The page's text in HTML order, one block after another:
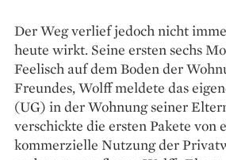
Der Weg verlief jedoch nicht
heute wirkt. Seine ersten sechs
Feelisch auf dem Boden der
Freundes, Wolff meldete das
(UG) in der Wohnung seiner
verschickte die ersten Pakete von
kommerzielle Nutzung der